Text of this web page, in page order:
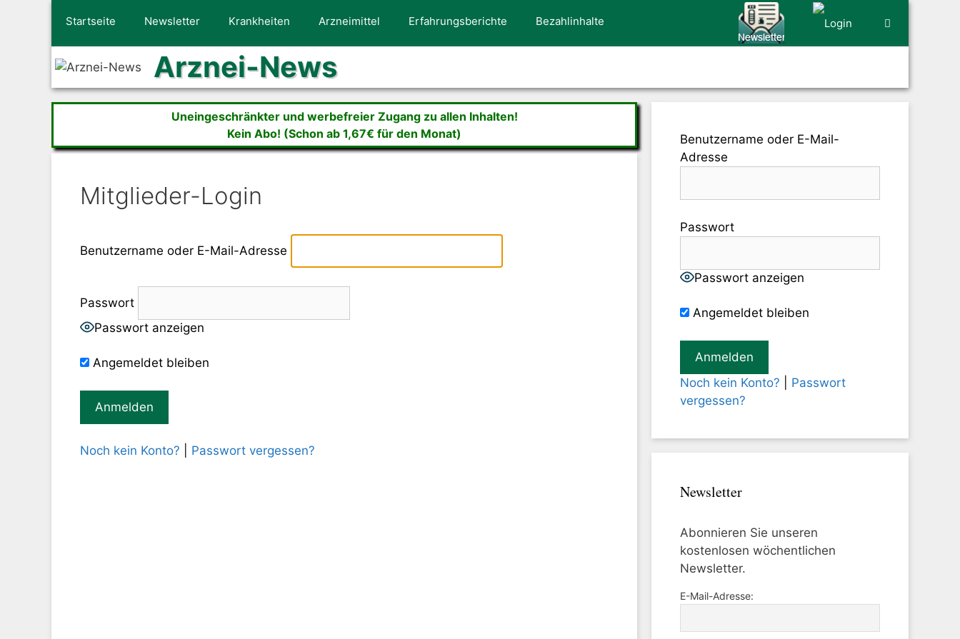
Startseite Newsletter Krankheiten Arzneimittel Erfahrungsberichte Bezahlinhalte
Arznei-News
Uneingeschränkter und werbefreier Zugang zu allen Inhalten!
Kein Abo! (Schon ab 1,67€ für den Monat)
Mitglieder-Login
Benutzername oder E-Mail-Adresse
Passwort
Passwort anzeigen
Angemeldet bleiben
Noch kein Konto? Passwort vergessen?
Benutzername oder E-Mail-
Adresse
Passwort
Passwort anzeigen
Angemeldet bleiben
Noch kein Konto?
Passwort
vergessen?
Newsletter
Abonnieren Sie unseren
kostenlosen wöchentlichen
Newsletter.
E-Mail-Adresse: